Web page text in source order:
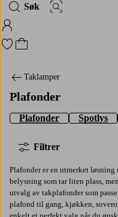
Søk
Bildesøk
Logg på Homeroom
Gå til favorittmerkede
Gå til handlekurven
Taklamper
Plafonder
Plafonder Spotlys
Filtrer
Plafonder er en utmerket
belysning som tar liten plass,
utvalg av takplafonder som
plafond til gang, kjøkken,